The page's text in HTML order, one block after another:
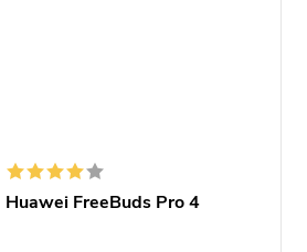
Huawei FreeBuds Pro 4